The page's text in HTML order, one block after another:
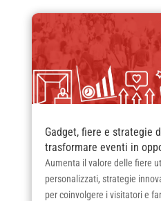
Gadget, fiere e strategie
trasformare eventi in
Aumenta il valore delle fiere
personalizzati, strategie
per coinvolgere i visitatori e